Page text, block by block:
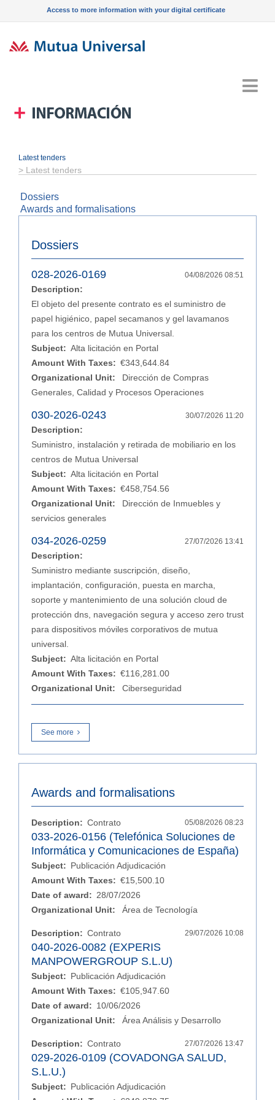
Access to more information with your digital certificate
> Latest tenders
Latest tenders
Dossiers
Awards and formalisations
Dossiers
04/08/2026 08:51
028-2026-0169
Description:
El objeto del presente contrato es el suministro de
papel higiénico, papel secamanos y gel lavamanos
para los centros de Mutua Universal.
Subject: Alta licitación en Portal
Amount With Taxes: €343,644.84
Organizational Unit:
Dirección de Compras
Generales, Calidad y Procesos Operaciones
30/07/2026 11:20
030-2026-0243
Description:
Suministro, instalación y retirada de mobiliario en los
centros de Mutua Universal
Subject: Alta licitación en Portal
Amount With Taxes: €458,754.56
Organizational Unit:
Dirección de Inmuebles y
servicios generales
27/07/2026 13:41
034-2026-0259
Description:
Suministro mediante suscripción, diseño,
implantación, configuración, puesta en marcha,
soporte y mantenimiento de una solución cloud de
protección dns, navegación segura y acceso zero trust
para dispositivos móviles corporativos de mutua
universal.
Subject: Alta licitación en Portal
Amount With Taxes: €116,281.00
Organizational Unit:
Ciberseguridad
See more
Awards and formalisations
05/08/2026 08:23
033-2026-0156 (Telefónica Soluciones de
Informática y Comunicaciones de España)
Description: Contrato
Subject: Publicación Adjudicación
Amount With Taxes: €15,500.10
Date of award: 28/07/2026
Organizational Unit:
Área de Tecnología
29/07/2026 10:08
040-2026-0082 (EXPERIS
MANPOWERGROUP S.L.U)
Description: Contrato
Subject: Publicación Adjudicación
Amount With Taxes: €105,947.60
Date of award: 10/06/2026
Organizational Unit:
Área Análisis y Desarrollo
27/07/2026 13:47
029-2026-0109 (COVADONGA SALUD,
S.L.U.)
Description: Contrato
Subject: Publicación Adjudicación